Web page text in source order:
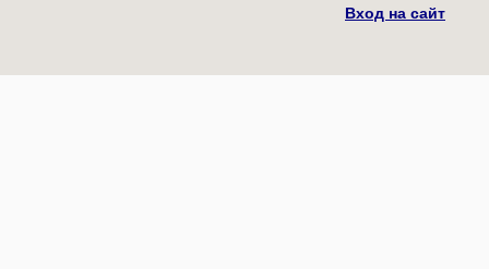
Вход на сайт